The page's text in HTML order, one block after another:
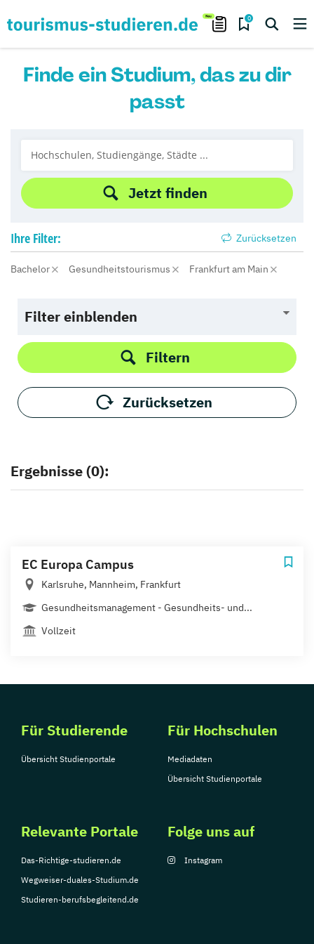
0
Finde ein Studium, das zu dir
passt
Jetzt finden
Ihre Filter: Zurücksetzen
Bachelor Gesundheitstourismus Frankfurt am Main
Filter einblenden
Filtern
Zurücksetzen
Ergebnisse (0):
EC Europa Campus
Karlsruhe, Mannheim, Frankfurt
Gesundheitsmanagement - Gesundheits- und...
Vollzeit
Für Studierende
Übersicht Studienportale
Für Hochschulen
Mediadaten
Übersicht Studienportale
Relevante Portale
Das-Richtige-studieren.de
Wegweiser-duales-Studium.de
Studieren-berufsbegleitend.de
Folge uns auf
Instagram